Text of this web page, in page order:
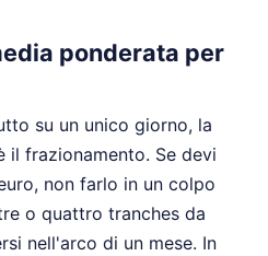
ponderata per
su un unico giorno, la
il frazionamento. Se devi
non farlo in un colpo
o quattro tranches da
nell'arco di un mese. In